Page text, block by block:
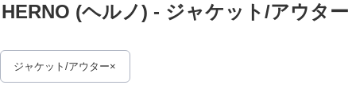
HERNO (ヘルノ) - ジャケット/アウター
ジャケット/アウター